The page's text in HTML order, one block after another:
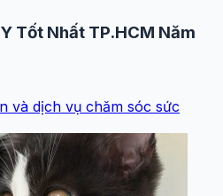
Tốt Nhất TP.HCM Năm
và dịch vụ chăm sóc sức